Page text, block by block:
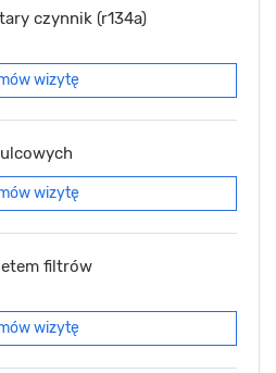
czynnik (r134a)
wizytę
wizytę
filtrów
wizytę